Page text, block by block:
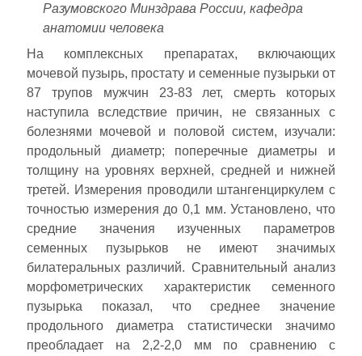
Разумовского Минздрава России, кафедра
анатомии человека
На комплексных препаратах, включающих
мочевой пузырь, простату и семенные пузырьки от
87 трупов мужчин 23-83 лет, смерть которых
наступила вследствие причин, не связанных с
болезнями мочевой и половой систем, изучали:
продольный диаметр; поперечные диаметры и
толщину на уровнях верхней, средней и нижней
третей. Измерения проводили штангенциркулем с
точностью измерения до 0,1 мм. Установлено, что
средние значения изученных параметров
семенных пузырьков не имеют значимых
билатеральных различий. Сравнительный анализ
морфометрических характеристик семенного
пузырька показал, что среднее значение
продольного диаметра статистически значимо
преобладает на 2,2-2,0 мм по сравнению с